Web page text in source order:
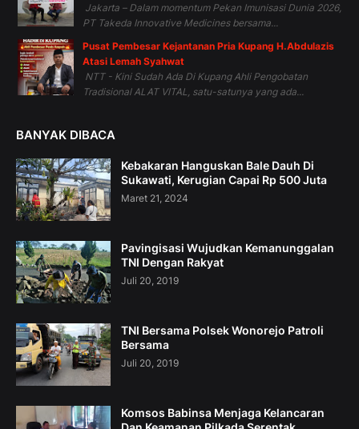
Jakarta – Dalam momentum Pekan Imunisasi Dunia 2026,
PT Takeda Innovative Medicines bersama...
Pusat Pembesar Kejantanan Pria Kupang H.Abdulazis
Atasi Lemah Syahwat
NTT - Kini Sudah Ada Di Kupang Ahli Pengobatan
Tradisional ALAT VITAL, satu-satunya yang ada...
BANYAK DIBACA
Kebakaran Hanguskan Bale Dauh Di
Sukawati, Kerugian Capai Rp 500 Juta
Maret 21, 2024
Pavingisasi Wujudkan Kemanunggalan
TNI Dengan Rakyat
Juli 20, 2019
TNI Bersama Polsek Wonorejo Patroli
Bersama
Juli 20, 2019
Komsos Babinsa Menjaga Kelancaran